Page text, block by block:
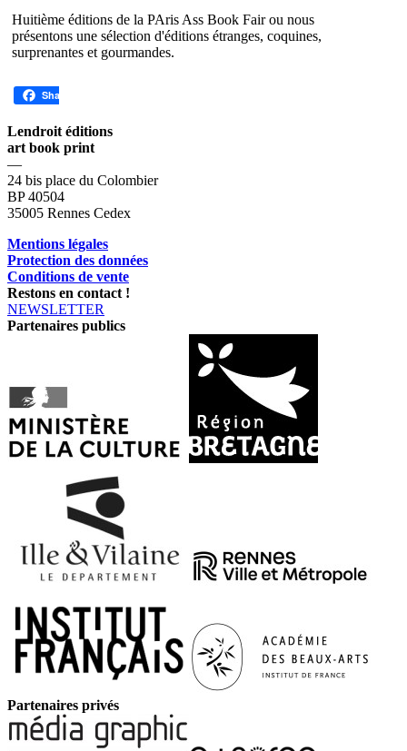
Huitième éditions de la PAris Ass Book Fair ou nous
présentons une sélection d'éditions étranges, coquines,
surprenantes et gourmandes.
Share
Lendroit éditions
art book print
—
24 bis place du Colombier
BP 40504
35005 Rennes Cedex
Mentions légales
Protection des données
Conditions de vente
Restons en contact !
NEWSLETTER
Partenaires publics
Partenaires privés